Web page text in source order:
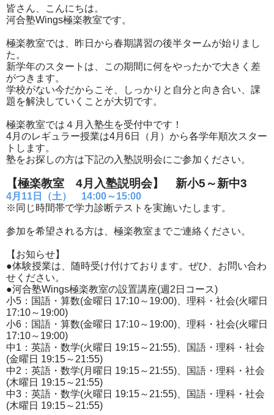
皆さん、こんにちは。
河合塾Wings極楽教室です。
極楽教室では、昨日から春期講習の後半タームが始りまし
た。
新学年のスタートは、この期間に何をやったかで大きく差
がつきます。
学校がない今だからこそ、しっかりと自分と向き合い、課
題を解決していくことが大切です。
極楽教室では４月入塾生を受付中です！
4月のレギュラー授業は4月6日（月）から各学年順次スター
トします。
塾をお探しの方は下記の入塾説明会にご参加ください。
【極楽教室 4月入塾説明会】 新小5～新中3
4月11日（土） 14:00～15:00
※同じ時間帯で学力診断テストを実施いたします。
参加を希望される方は、極楽教室までご連絡ください。
【お知らせ】
●体験授業は、随時受け付けております。ぜひ、お問い合わ
せください。
●河合塾Wings極楽教室の設置講座(週2日コース)
小5：国語・算数(金曜日 17:10～19:00)、理科・社会(火曜日
17:10～19:00)
小6：国語・算数(金曜日 17:10～19:00)、理科・社会(火曜日
17:10～19:00)
中1：英語・数学(火曜日 19:15～21:55)、国語・理科・社会
(金曜日 19:15～21:55)
中2：英語・数学(月曜日 19:15～21:55)、国語・理科・社会
(木曜日 19:15～21:55)
中3：英語・数学(火曜日 19:15～21:55)、国語・理科・社会
(木曜日 19:15～21:55)